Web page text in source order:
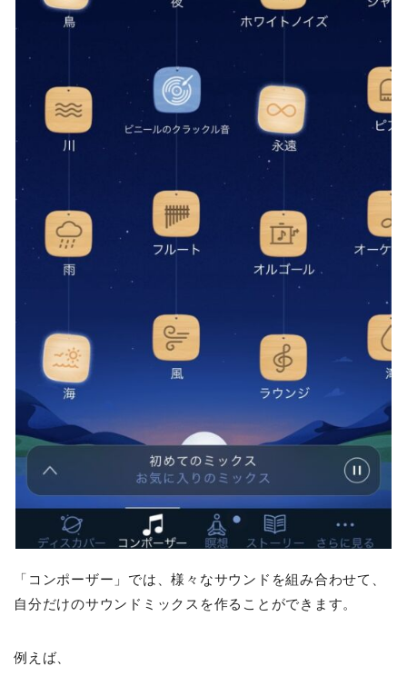
「コンポーザー」では、様々なサウンドを組み合わせて、
自分だけのサウンドミックスを作ることができます。
例えば、